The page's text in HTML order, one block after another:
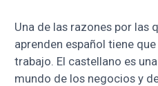
Una de las razones por las
aprenden español tiene
trabajo. El castellano es
mundo de los negocios y